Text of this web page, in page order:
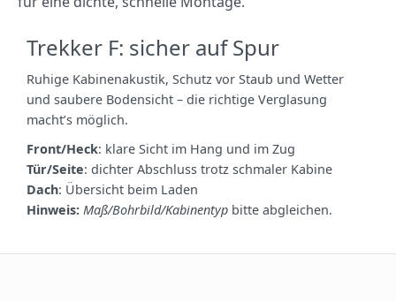
Trekker F: sicher auf Spur
Ruhige Kabinenakustik, Schutz vor Staub und Wetter
und saubere Bodensicht – die richtige Verglasung
macht’s möglich.
Front/Heck: klare Sicht im Hang und im Zug
Tür/Seite: dichter Abschluss trotz schmaler Kabine
Dach: Übersicht beim Laden
Hinweis: Maß/Bohrbild/Kabinentyp bitte abgleichen.